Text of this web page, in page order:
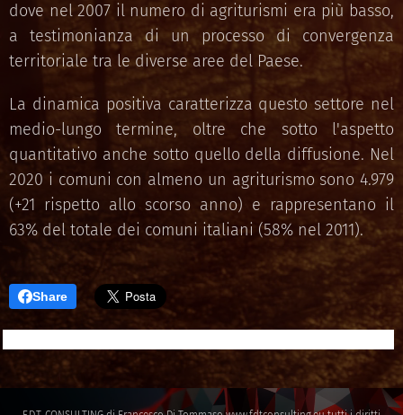
dove nel 2007 il numero di agriturismi era più basso,
a testimonianza di un processo di convergenza
territoriale tra le diverse aree del Paese.
La dinamica positiva caratterizza questo settore nel
medio-lungo termine, oltre che sotto l'aspetto
quantitativo anche sotto quello della diffusione. Nel
2020 i comuni con almeno un agriturismo sono 4.979
(+21 rispetto allo scorso anno) e rappresentano il
63% del totale dei comuni italiani (58% nel 2011).
Share